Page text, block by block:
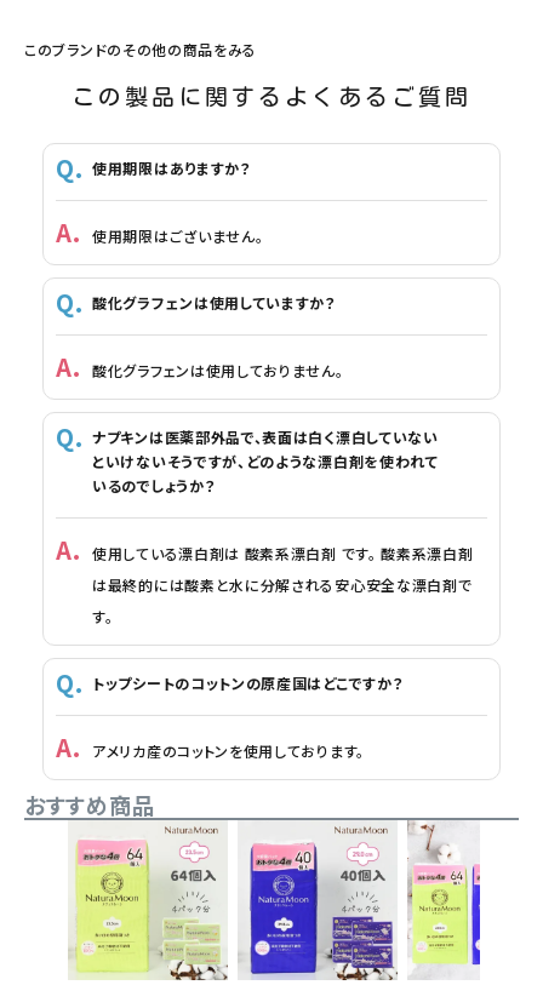
このブランドのその他の商品をみる
この製品に関するよくあるご質問
使用期限はありますか？
使用期限はございません。
酸化グラフェンは使用していますか？
酸化グラフェンは使用しておりません。
ナプキンは医薬部外品で、表面は白く漂白していない
といけないそうですが、どのような漂白剤を使われて
いるのでしょうか？
使用している漂白剤は 酸素系漂白剤 です。 酸素系漂白剤
は最終的には酸素と水に分解される安心安全な漂白剤で
す。
トップシートのコットンの原産国はどこですか？
アメリカ産のコットンを使用しております。
おすすめ商品